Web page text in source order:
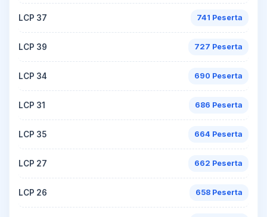
LCP 37 741 Peserta
LCP 39 727 Peserta
LCP 34 690 Peserta
LCP 31 686 Peserta
LCP 35 664 Peserta
LCP 27 662 Peserta
LCP 26 658 Peserta